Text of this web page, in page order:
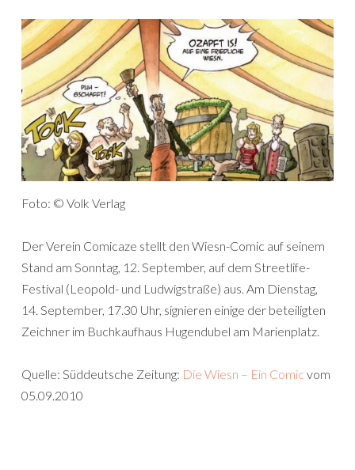
Foto: © Volk Verlag
Der Verein Comicaze stellt den Wiesn-Comic auf seinem
Stand am Sonntag, 12. September, auf dem Streetlife-
Festival (Leopold- und Ludwigstraße) aus. Am Dienstag,
14. September, 17.30 Uhr, signieren einige der beteiligten
Zeichner im Buchkaufhaus Hugendubel am Marienplatz.
Quelle: Süddeutsche Zeitung: Die Wiesn – Ein Comic vom
05.09.2010